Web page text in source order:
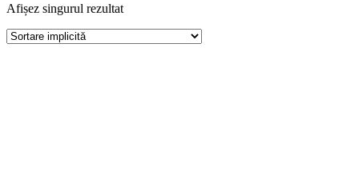
Afișez singurul rezultat